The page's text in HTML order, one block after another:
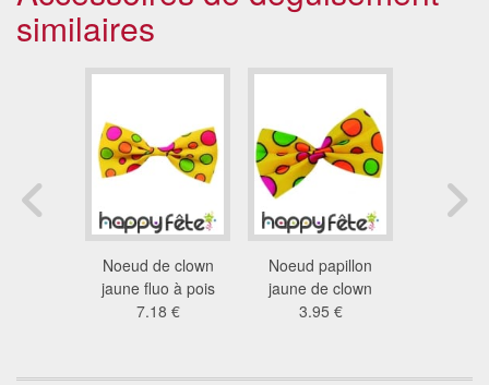
similaires
Noeud de clown
jaune fluo à pois
7.18 €
Noeud papillon
jaune de clown
3.95 €